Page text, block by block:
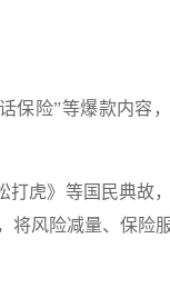
保险”等爆款内容
打虎》等国民典故
将风险减量、保险